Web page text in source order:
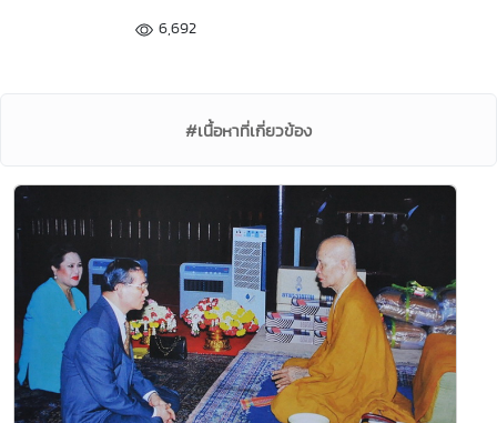
6,692
#เนื้อหาที่เกี่ยวข้อง